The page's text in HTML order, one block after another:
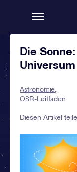
Die
Universum
Astronomie
OSR-Leitfaden
Diesen Artikel